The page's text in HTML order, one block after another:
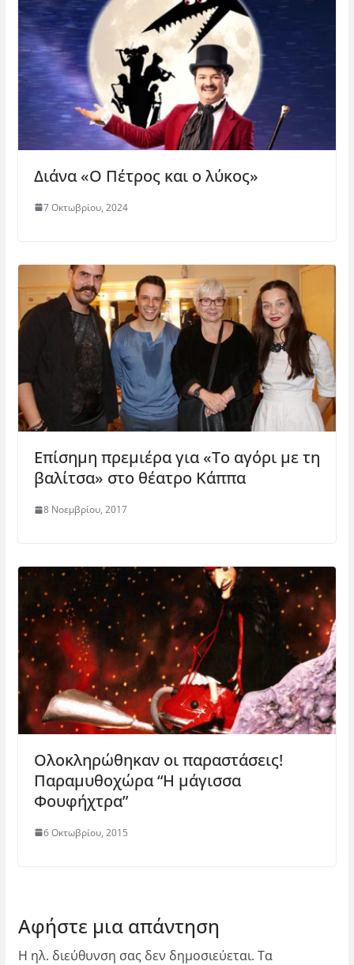
Διάνα «Ο Πέτρος και ο λύκος»
7 Οκτωβρίου, 2024
Επίσημη πρεμιέρα για «Το αγόρι με τη
βαλίτσα» στο θέατρο Κάππα
8 Νοεμβρίου, 2017
Ολοκληρώθηκαν οι παραστάσεις!
Παραμυθοχώρα “Η μάγισσα
Φουφήχτρα”
6 Οκτωβρίου, 2015
Αφήστε μια απάντηση
Η ηλ. διεύθυνση σας δεν δημοσιεύεται. Τα